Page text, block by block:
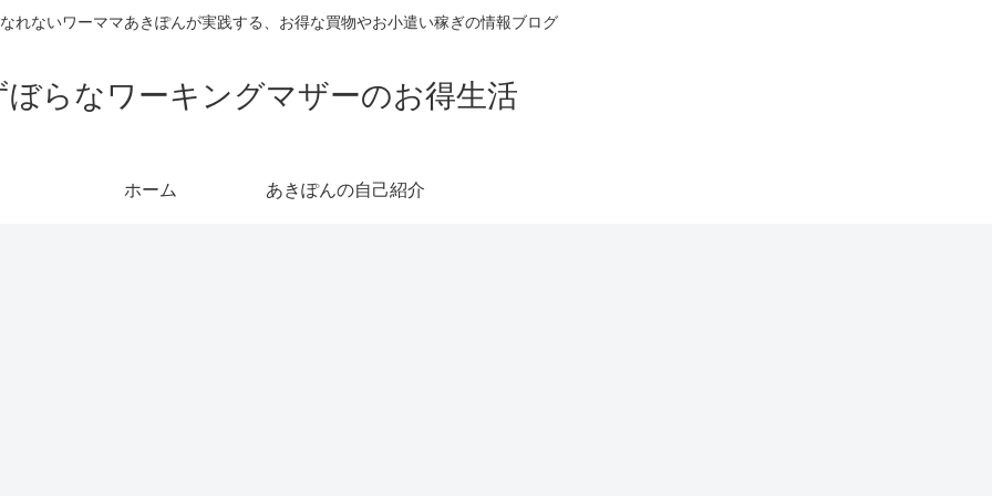
れないワーママあきぽんが実践する、お得な買物やお小遣い稼ぎの情報ブログ
ぼらなワーキングマザーのお得生活
ホーム あきぽんの自己紹介